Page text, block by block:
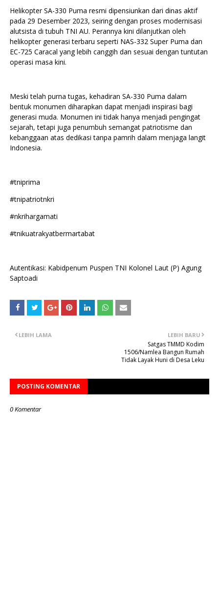
Helikopter SA-330 Puma resmi dipensiunkan dari dinas aktif
pada 29 Desember 2023, seiring dengan proses modernisasi
alutsista di tubuh TNI AU. Perannya kini dilanjutkan oleh
helikopter generasi terbaru seperti NAS-332 Super Puma dan
EC-725 Caracal yang lebih canggih dan sesuai dengan tuntutan
operasi masa kini.
Meski telah purna tugas, kehadiran SA-330 Puma dalam
bentuk monumen diharapkan dapat menjadi inspirasi bagi
generasi muda. Monumen ini tidak hanya menjadi pengingat
sejarah, tetapi juga penumbuh semangat patriotisme dan
kebanggaan atas dedikasi tanpa pamrih dalam menjaga langit
Indonesia.
#tniprima
#tnipatriotnkri
#nkrihargamati
#tnikuatrakyatbermartabat
Autentikasi: Kabidpenum Puspen TNI Kolonel Laut (P) Agung
Saptoadi
LEBIH BARU
Satgas TMMD Kodim
1506/Namlea Bangun Rumah
Tidak Layak Huni di Desa Leku
LEBIH LAMA
POSTING KOMENTAR
0 Komentar